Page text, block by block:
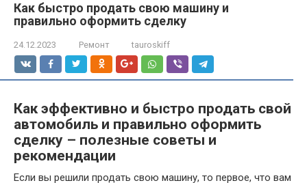
Как быстро продать свою машину и
правильно оформить сделку
24.12.2023 Ремонт tauroskiff
Как эффективно и быстро продать свой
автомобиль и правильно оформить
сделку – полезные советы и
рекомендации
Если вы решили продать свою машину, то первое, что вам